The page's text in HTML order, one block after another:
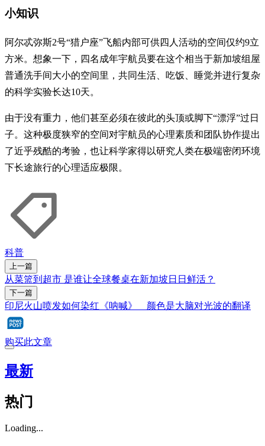
小知识
阿尔忒弥斯2号“猎户座”飞船内部可供四人活动的空间仅约9立
方米。想象一下，四名成年宇航员要在这个相当于新加坡组屋
普通洗手间大小的空间里，共同生活、吃饭、睡觉并进行复杂
的科学实验长达10天。
由于没有重力，他们甚至必须在彼此的头顶或脚下“漂浮”过日
子。这种极度狭窄的空间对宇航员的心理素质和团队协作提出
了近乎残酷的考验，也让科学家得以研究人类在极端密闭环境
下长途旅行的心理适应极限。
科普
上一篇
从菜篮到超市 是谁让全球餐桌在新加坡日日鲜活？
下一篇
印尼火山喷发如何染红《呐喊》 颜色是大脑对光波的翻译
购买此文章
最新
热门
Loading...